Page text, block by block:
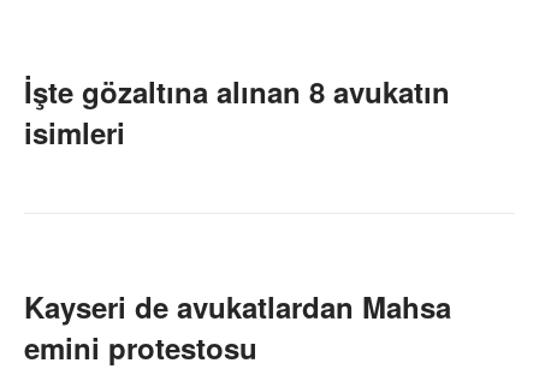
İşte gözaltına alınan 8 avukatın
isimleri
Kayseri de avukatlardan Mahsa
emini protestosu